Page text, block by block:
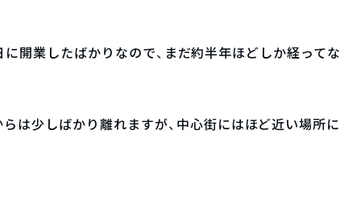
開業したばかりなので、まだ約半年ほどしか経ってな
は少しばかり離れますが、中心街にはほど近い場所に